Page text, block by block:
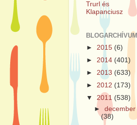
Trurl és
Klapanciusz
BLOGARCHÍVUM
► 2015 (6)
► 2014 (401)
► 2013 (633)
► 2012 (173)
▼ 2011 (538)
►december
(38)